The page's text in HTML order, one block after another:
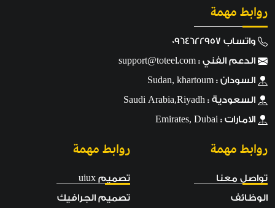
روابط مهمة
واتساب 0964622957
الدعم الفني : support@toteel.com
السودان : Sudan, khartoum
السعودية : Saudi Arabia,Riyadh
الامارات : Emirates, Dubai
روابط مهمة
تواصل معنا
الوظائف
روابط مهمة
تصميم uiux
تصميم الجرافيك